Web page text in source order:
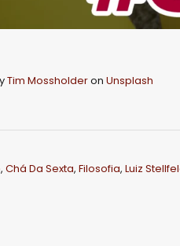
Tim Mossholderon Unsplash
, Chá Da Sexta, Filosofia, Luiz